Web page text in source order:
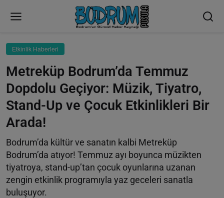
Etkinlik Haberleri
Metreküp Bodrum’da Temmuz
Dopdolu Geçiyor: Müzik, Tiyatro,
Stand-Up ve Çocuk Etkinlikleri Bir
Arada!
Bodrum’da kültür ve sanatın kalbi Metreküp
Bodrum’da atıyor! Temmuz ayı boyunca müzikten
tiyatroya, stand-up’tan çocuk oyunlarına uzanan
zengin etkinlik programıyla yaz geceleri sanatla
buluşuyor.